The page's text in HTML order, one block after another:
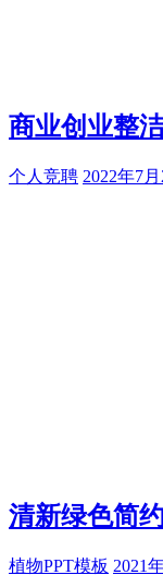
商业创业整
个人竞聘 2022年7月
清新绿色简
植物PPT模板 2021